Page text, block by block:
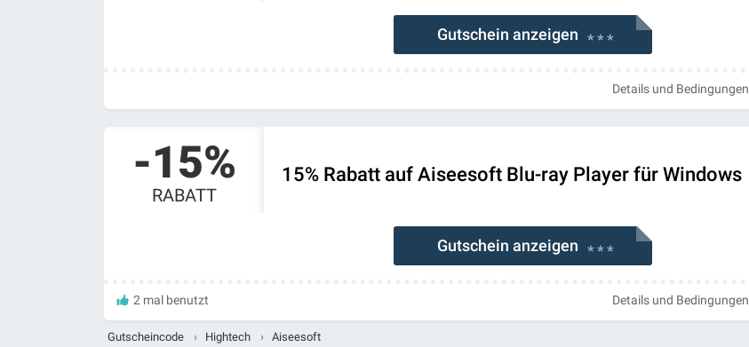
Gutschein anzeigen * * *
Details und Bedingungen
-15%
RABATT
15% Rabatt auf Aiseesoft Blu-ray Player für Windows
Gutschein anzeigen * * *
2 mal benutzt Details und Bedingungen
Gutscheincode › Hightech › Aiseesoft